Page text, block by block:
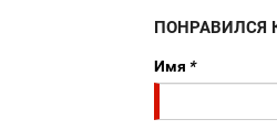
ПОНРАВИЛСЯ
Имя *